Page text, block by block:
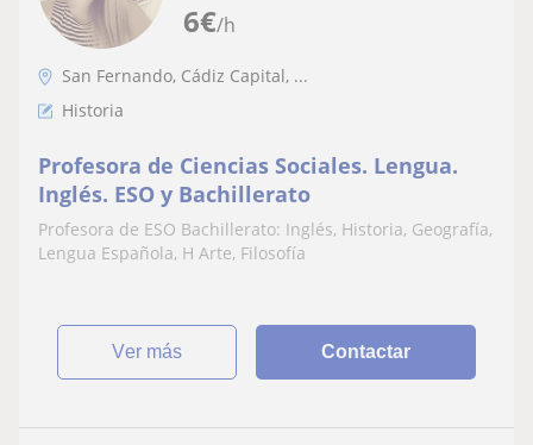
6€/h
San Fernando, Cádiz Capital, ...
Historia
Profesora de Ciencias Sociales. Lengua.
Inglés. ESO y Bachillerato
Profesora de ESO Bachillerato: Inglés, Historia, Geografía,
Lengua Española, H Arte, Filosofía
ver más Contactar